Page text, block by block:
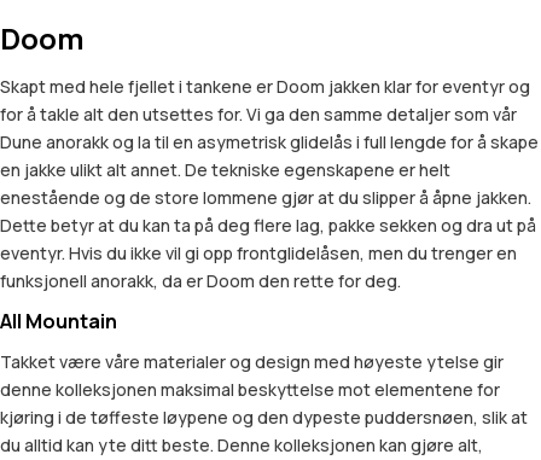
Doom
Skapt med hele fjellet i tankene er Doom jakken klar for eventyr og
for å takle alt den utsettes for. Vi ga den samme detaljer som vår
Dune anorakk og la til en asymetrisk glidelås i full lengde for å skape
en jakke ulikt alt annet. De tekniske egenskapene er helt
enestående og de store lommene gjør at du slipper å åpne jakken.
Dette betyr at du kan ta på deg flere lag, pakke sekken og dra ut på
eventyr. Hvis du ikke vil gi opp frontglidelåsen, men du trenger en
funksjonell anorakk, da er Doom den rette for deg.
All Mountain
Takket være våre materialer og design med høyeste ytelse gir
denne kolleksjonen maksimal beskyttelse mot elementene for
kjøring i de tøffeste løypene og den dypeste puddersnøen, slik at
du alltid kan yte ditt beste. Denne kolleksjonen kan gjøre alt,